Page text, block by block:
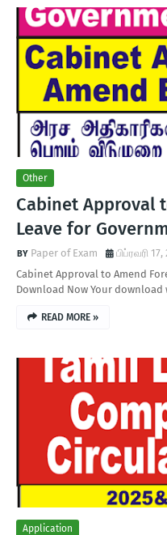
Other
Cabinet Approval
Leave for
Paper of Exam
பிப்ரவரி 17,
Cabinet Approval to Amend
Download Now Your
READ MORE »
Application